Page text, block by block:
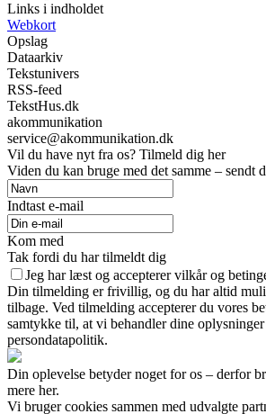
Links i indholdet
Webkort
Opslag
Dataarkiv
Tekstunivers
RSS-feed
TekstHus.dk
akommunikation
service@akommunikation.dk
Vil du have nyt fra os? Tilmeld dig her
Viden du kan bruge med det samme – sendt
Indtast e-mail
Kom med
Tak fordi du har tilmeldt dig
Jeg har læst og accepterer vilkår og
Din tilmelding er frivillig, og du har altid
tilbage. Ved tilmelding accepterer du vores
samtykke til, at vi behandler dine
persondatapolitik.
Din oplevelse betyder noget for os – derfor
mere her.
Vi bruger cookies sammen med udvalgte